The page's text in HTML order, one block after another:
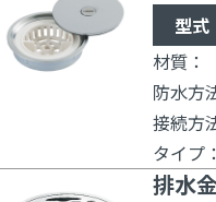
型式
材質：
防水方
接続方
タイプ：
排水